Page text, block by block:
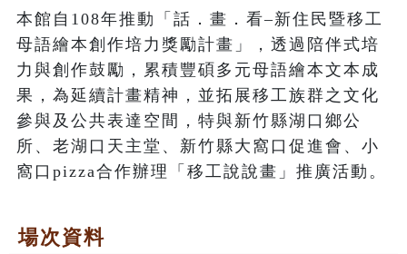
本館自108年推動「話．畫．看–新住民暨移工
母語繪本創作培力獎勵計畫」，透過陪伴式培
力與創作鼓勵，累積豐碩多元母語繪本文本成
果，為延續計畫精神，並拓展移工族群之文化
參與及公共表達空間，特與新竹縣湖口鄉公
所、老湖口天主堂、新竹縣大窩口促進會、小
窩口pizza合作辦理「移工說說畫」推廣活動。
場次資料